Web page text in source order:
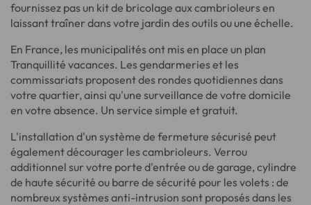
fournissez pas un kit de bricolage aux cambrioleurs en
laissant traîner dans votre jardin des outils ou une échelle.
En France, les municipalités ont mis en place un plan
Tranquillité vacances. Les gendarmeries et les
commissariats proposent des rondes quotidiennes dans
votre quartier, ainsi qu'une surveillance de votre domicile
en votre absence. Un service simple et gratuit.
L'installation d'un système de fermeture sécurisé peut
également décourager les cambrioleurs. Verrou
additionnel sur votre porte d'entrée ou de garage, cylindre
de haute sécurité ou barre de sécurité pour les volets : de
nombreux systèmes anti-intrusion sont proposés dans les